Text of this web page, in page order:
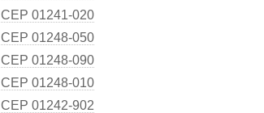
CEP 01241-020
CEP 01248-050
CEP 01248-090
CEP 01248-010
CEP 01242-902